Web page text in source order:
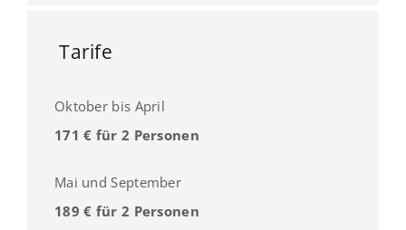
Tarife
Oktober bis April
171 € für 2 Personen
Mai und September
189 € für 2 Personen